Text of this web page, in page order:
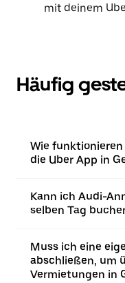
mit deinem
Häufig
Wie
die Uber App in
Kann ich Audi-
selben Tag
Muss ich eine
abschließen, um
Vermietungen in